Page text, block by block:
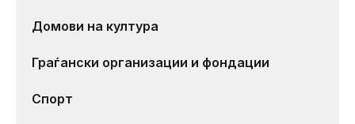
Домови на култура
Граѓански организации и фондации
Спорт